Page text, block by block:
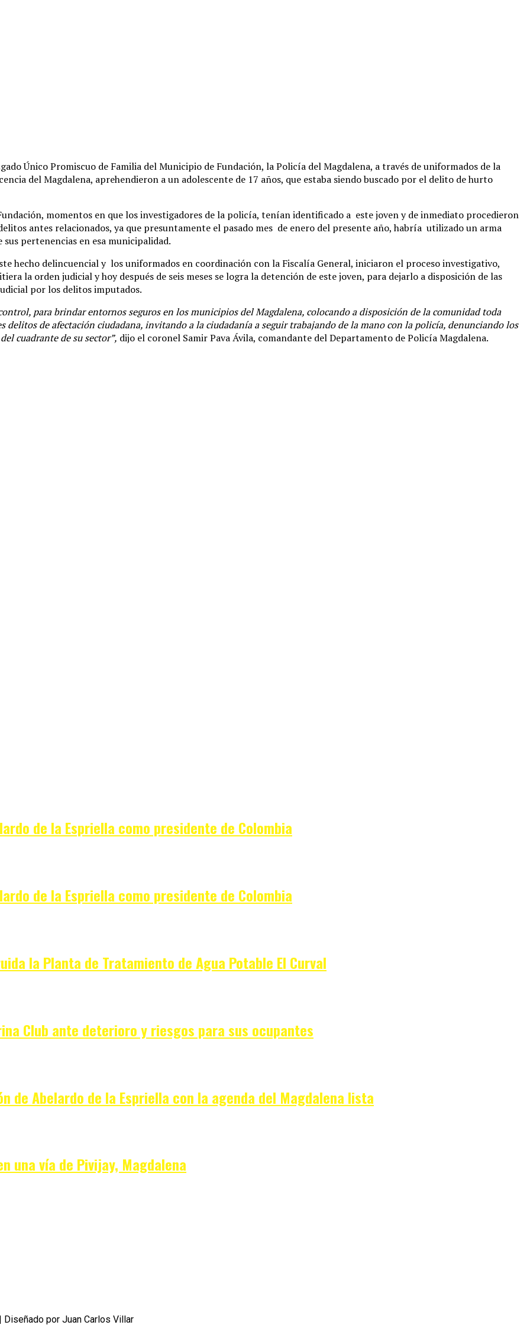
Único Promiscuo de Familia del Municipio de Fundación, la Policía del Magdalena, a través de uniformados de la
del Magdalena, aprehendieron a un adolescente de 17 años, que estaba siendo buscado por el delito de hurto
momentos en que los investigadores de la policía, tenían identificado a este joven y de inmediato procedieron
antes relacionados, ya que presuntamente el pasado mes de enero del presente año, habría utilizado un arma
pertenencias en esa municipalidad.
hecho delincuencial y los uniformados en coordinación con la Fiscalía General, iniciaron el proceso investigativo,
la orden judicial y hoy después de seis meses se logra la detención de este joven, para dejarlo a disposición de las
por los delitos imputados.
para brindar entornos seguros en los municipios del Magdalena, colocando a disposición de la comunidad toda
delitos de afectación ciudadana, invitando a la ciudadanía a seguir trabajando de la mano con la policía, denunciando los
cuadrante de su sector”, dijo el coronel Samir Pava Ávila, comandante del Departamento de Policía Magdalena.
de la Espriella como presidente de Colombia
de la Espriella como presidente de Colombia
la Planta de Tratamiento de Agua Potable El Curval
Club ante deterioro y riesgos para sus ocupantes
de Abelardo de la Espriella con la agenda del Magdalena lista
una vía de Pivijay, Magdalena
por Juan Carlos Villar